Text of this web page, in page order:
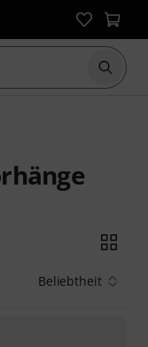
Suche
Beliebtheit